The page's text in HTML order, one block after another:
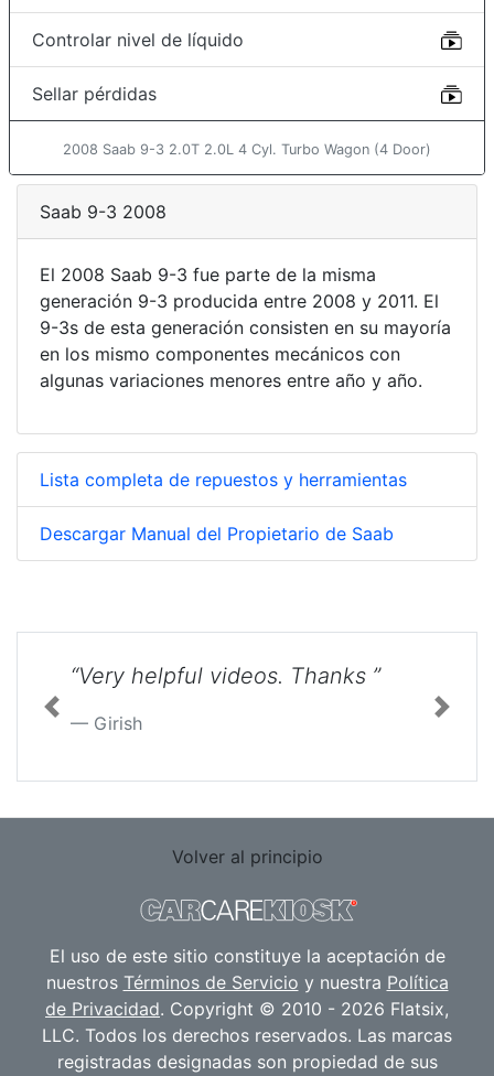
Controlar nivel de líquido
Sellar pérdidas
2008 Saab 9-3 2.0T 2.0L 4 Cyl. Turbo Wagon (4 Door)
Saab 9-3 2008
El 2008 Saab 9-3 fue parte de la misma
generación 9-3 producida entre 2008 y 2011. El
9-3s de esta generación consisten en su mayoría
en los mismo componentes mecánicos con
algunas variaciones menores entre año y año.
Lista completa de repuestos y herramientas
Descargar Manual del Propietario de Saab
“Very helpful videos. Thanks ”
Girish
Previous Next
Volver al principio
El uso de este sitio constituye la aceptación de
nuestros Términos de Servicio y nuestra Política
de Privacidad. Copyright © 2010 - 2026 Flatsix,
LLC. Todos los derechos reservados. Las marcas
registradas designadas son propiedad de sus